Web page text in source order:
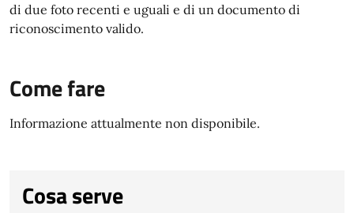
di due foto recenti e uguali e di un documento di
riconoscimento valido.
Come fare
Informazione attualmente non disponibile.
Cosa serve